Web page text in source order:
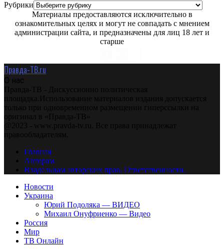
Рубрики
Материалы предоставляются исключительно в
ознакомительных целях и могут не совпадать с мнением
администрации сайта, и предназначены для лиц 18 лет и
старше
Правда-ТВ.ru
О нас
Правда-ТВ - Дискуссионно политическая
площадка.Использование материалов издания допускается
только при одновременном размещении гиперссылки на
оригинал в «Правда-ТВ»
@2023 - www.pravda-tv.ru. Все права принадлежат
правообладателям.
Главная
Авторам
Владельцам авторских прав. Ответственности.
Новости
Украина
Юрий Подоляка — ВИДЕО
Михаил Онуфриенко — Видео
Россия
Мир
ТВ Онлайн